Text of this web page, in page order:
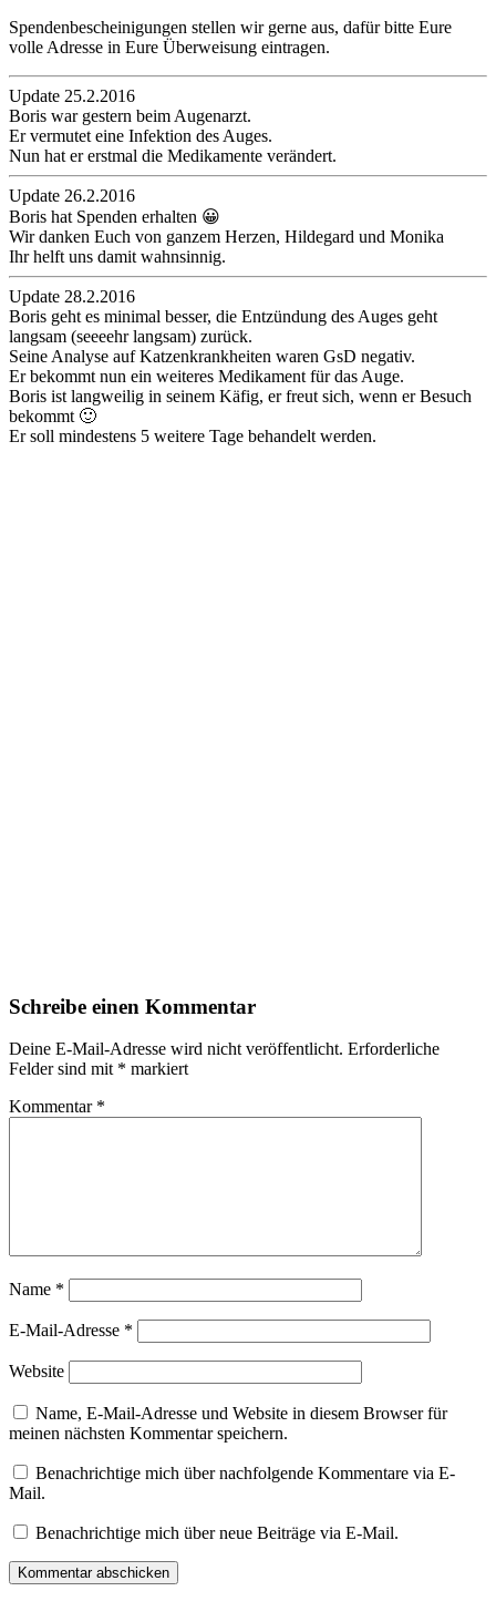
Spendenbescheinigungen stellen wir gerne aus, dafür bitte Eure
volle Adresse in Eure Überweisung eintragen.
Update 25.2.2016
Boris war gestern beim Augenarzt.
Er vermutet eine Infektion des Auges.
Nun hat er erstmal die Medikamente verändert.
Update 26.2.2016
Boris hat Spenden erhalten 😀
Wir danken Euch von ganzem Herzen, Hildegard und Monika
Ihr helft uns damit wahnsinnig.
Update 28.2.2016
Boris geht es minimal besser, die Entzündung des Auges geht
langsam (seeeehr langsam) zurück.
Seine Analyse auf Katzenkrankheiten waren GsD negativ.
Er bekommt nun ein weiteres Medikament für das Auge.
Boris ist langweilig in seinem Käfig, er freut sich, wenn er Besuch
bekommt 🙂
Er soll mindestens 5 weitere Tage behandelt werden.
Schreibe einen Kommentar
Deine E-Mail-Adresse wird nicht veröffentlicht. Erforderliche
Felder sind mit * markiert
Kommentar *
Name *
E-Mail-Adresse *
Website
Name, E-Mail-Adresse und Website in diesem Browser für
meinen nächsten Kommentar speichern.
Benachrichtige mich über nachfolgende Kommentare via E-
Mail.
Benachrichtige mich über neue Beiträge via E-Mail.